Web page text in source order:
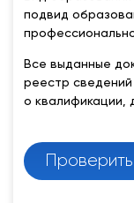
подвид
Все выданные
реестр
о квалификации,